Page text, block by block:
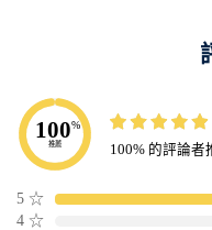
100%
推薦 100% 的評論者
5 ☆
4 ☆